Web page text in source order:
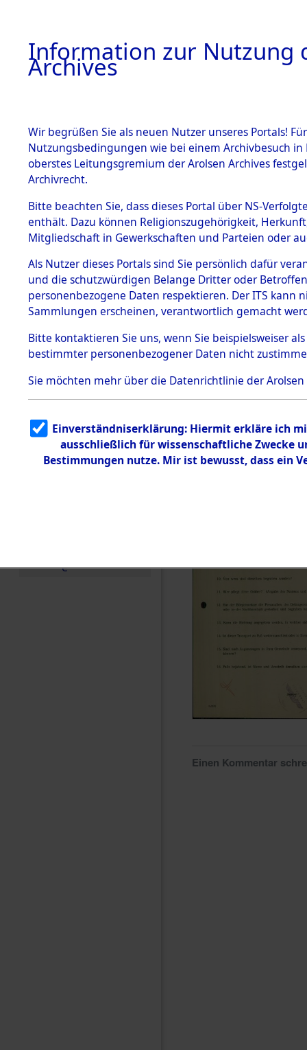
BESTÄNDE
1.
mente
5. Verschiedenes
5.3
Todesmärsche
5.3.1 Alliierte
Erhebungen
zu
Todesmärsch
en
5.3.2
g
5.3.3
Todesmärsch
e
von
Toter aus
Ort ihrer
0003
Einen Kommentar
Information zur Nutzung
Archives
Wir begrüßen Sie als neuen Nutzer unseres Portals!
Nutzungsbedingungen wie bei einem Archivbesuch
oberstes Leitungsgremium der Arolsen Archives
Archivrecht.
Bitte beachten Sie, dass dieses Portal über NS-
enthält. Dazu können Religionszugehörigkeit,
Mitgliedschaft in Gewerkschaften und Parteien oder
Als Nutzer dieses Portals sind Sie persönlich dafür
und die schutzwürdigen Belange Dritter oder
personenbezogene Daten respektieren. Der ITS
Sammlungen erscheinen, verantwortlich gemacht
Bitte kontaktieren Sie uns, wenn Sie beispielsweiser
bestimmter personenbezogener Daten nicht
Sie möchten mehr über die Datenrichtlinie der Arolsen
Einverständniserklärung: Hiermit erkläre ich
ausschließlich für wissenschaftliche Zwecke
Bestimmungen nutze. Mir ist bewusst, dass ein